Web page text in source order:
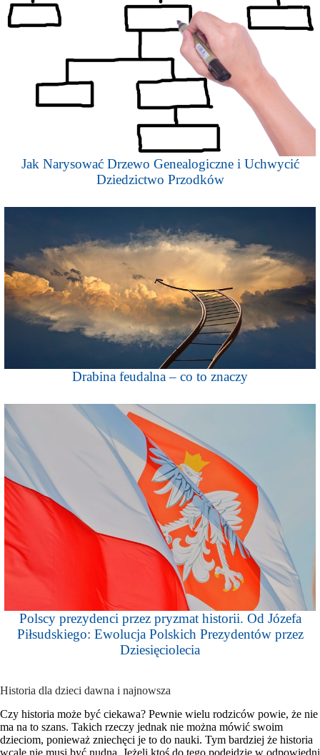
Jak Narysować Drzewo Genealogiczne i Uchwycić
Dziedzictwo Przodków
Drabina feudalna – co to znaczy
Polscy prezydenci przez pryzmat historii. Od Józefa
Piłsudskiego: Ewolucja Polskich Prezydentów przez
Dziesięciolecia
Historia dla dzieci dawna i najnowsza
Czy historia może być ciekawa? Pewnie wielu rodziców powie, że nie
ma na to szans. Takich rzeczy jednak nie można mówić swoim
dzieciom, ponieważ zniechęci je to do nauki. Tym bardziej że historia
wcale nie musi być nudna. Jeżeli ktoś do tego podejdzie w odpowiedni